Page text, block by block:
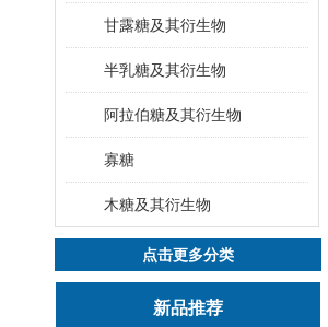
甘露糖及其衍生物
半乳糖及其衍生物
阿拉伯糖及其衍生物
寡糖
木糖及其衍生物
点击更多分类
新品推荐